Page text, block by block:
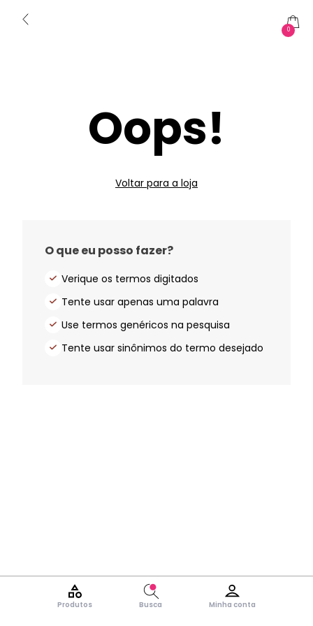
0
Produtos Busca Minha conta
Oops!
Voltar para a loja
O que eu posso fazer?
Verique os termos digitados
Tente usar apenas uma palavra
Use termos genéricos na pesquisa
Tente usar sinônimos do termo desejado